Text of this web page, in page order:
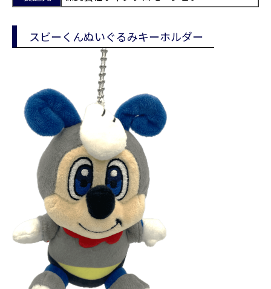
スビーくんぬいぐるみキーホルダー